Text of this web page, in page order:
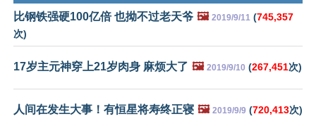
比钢铁强硬100亿倍 也拗不过老天爷 🖼️ 2019/9/11 (745,357
次)
17岁主元神穿上21岁肉身 麻烦大了 🖼️ 2019/9/10 (267,451次)
人间在发生大事！有恒星将寿终正寝 🖼️ 2019/9/9 (720,413次)